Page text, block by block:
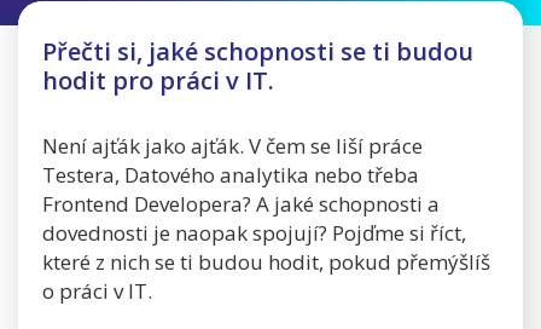
Přečti si, jaké schopnosti se ti budou
hodit pro práci v IT.
Není ajťák jako ajťák. V čem se liší práce
Testera, Datového analytika nebo třeba
Frontend Developera? A jaké schopnosti a
dovednosti je naopak spojují? Pojďme si říct,
které z nich se ti budou hodit, pokud přemýšlíš
o práci v IT.